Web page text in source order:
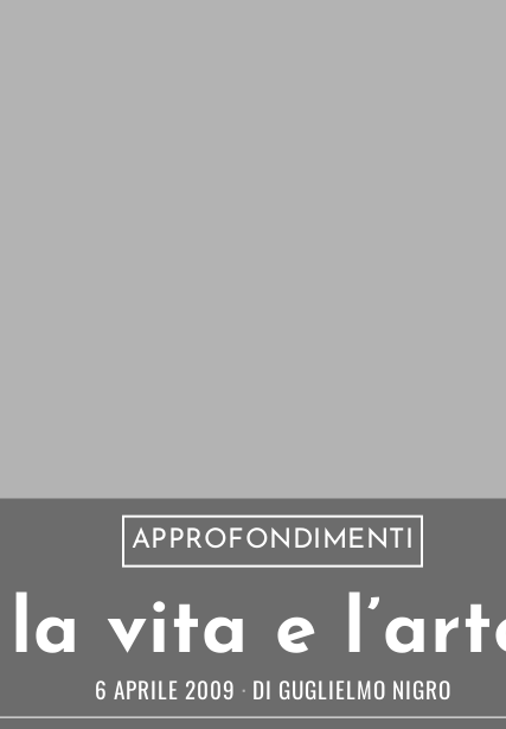
APPROFONDIMENTI
la vita e
6 APRILE 2009 DI GUGLIELMO NIGRO